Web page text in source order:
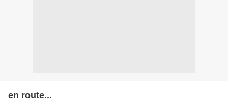
en route...